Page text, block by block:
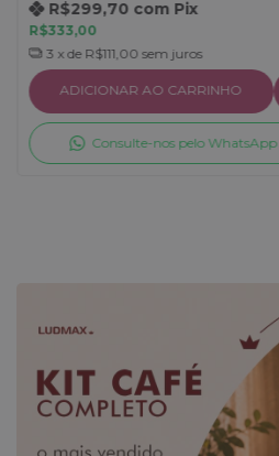
R$333,00
R$299,70 com Pix
3 x de R$111,00 sem juros
ADICIONAR AO CARRINHO
Consulte-nos pelo WhatsApp